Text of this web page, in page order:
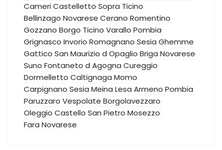
CameriCastelletto Sopra Ticino
Bellinzago Novarese Cerano Romentino
Gozzano Borgo Ticino Varallo Pombia
Grignasco Invorio Romagnano Sesia Ghemme
Gattico San Maurizio d Opaglio Briga Novarese
Suno Fontaneto d Agogna Cureggio
Dormelletto Caltignaga Momo
Carpignano Sesia Meina Lesa Armeno Pombia
Paruzzaro Vespolate Borgolavezzaro
Oleggio Castello San Pietro Mosezzo
Fara Novarese